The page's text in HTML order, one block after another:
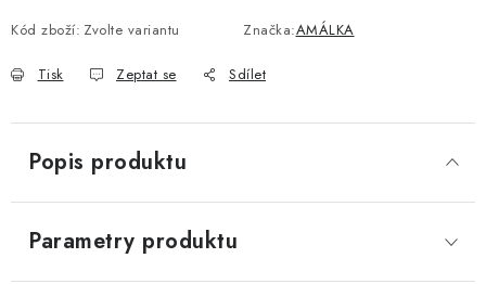
Kód zboží: Zvolte variantu Značka:AMÁLKA
Tisk Zeptat se Sdílet
Popis produktu
Parametry produktu